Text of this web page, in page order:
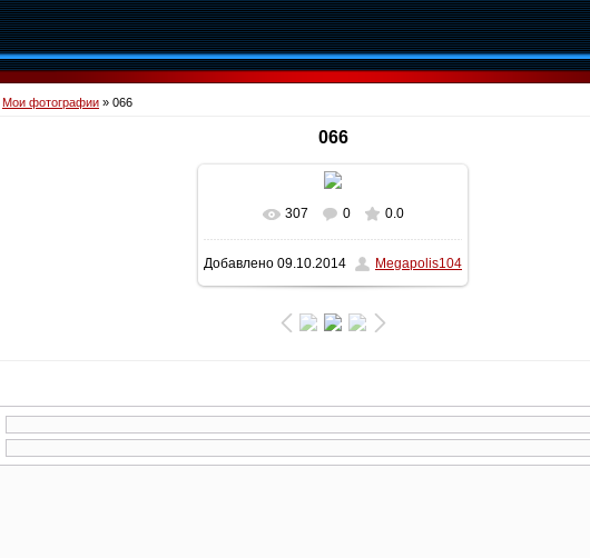
Мои фотографии » 066
066
В реальном размере 1600x1200
326.8Kb
307 0 0.0
Добавлено 09.10.2014 Megapolis104